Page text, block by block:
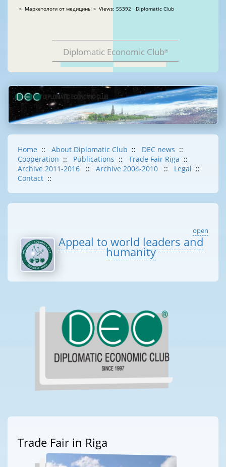
» Маркетологи от медицины » Views: 55392 Diplomatic Club
Diplomatic Economic Club®
Home :: About Diplomatic Club :: DEC news ::
Cooperation :: Publications :: Trade Fair Riga ::
Archive 2011-2016
:: Archive 2004-2010 :: Legal ::
Contact ::
open
Appeal to world leaders and
humanity
Trade Fair in Riga